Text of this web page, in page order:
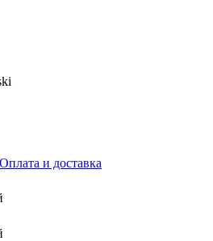
Оплата и доставка